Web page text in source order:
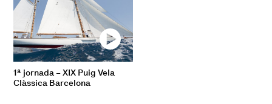
1ª jornada – XIX Puig Vela
Clàssica Barcelona